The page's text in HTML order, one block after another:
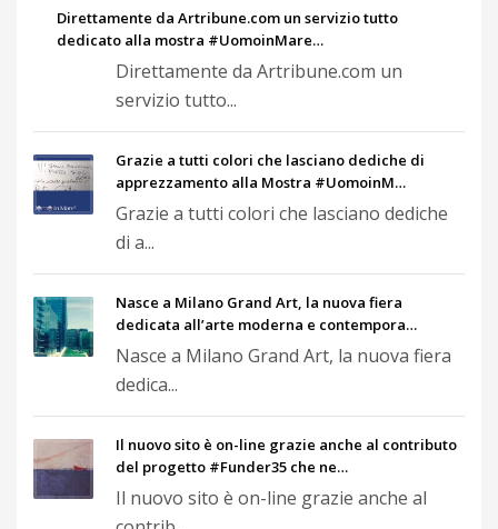
Direttamente da Artribune.com un servizio tutto
dedicato alla mostra #UomoinMare…
Direttamente da Artribune.com un
servizio tutto...
Grazie a tutti colori che lasciano dediche di
apprezzamento alla Mostra #UomoinM…
Grazie a tutti colori che lasciano dediche
di a...
Nasce a Milano Grand Art, la nuova fiera
dedicata all’arte moderna e contempora…
Nasce a Milano Grand Art, la nuova fiera
dedica...
Il nuovo sito è on-line grazie anche al contributo
del progetto #Funder35 che ne…
Il nuovo sito è on-line grazie anche al